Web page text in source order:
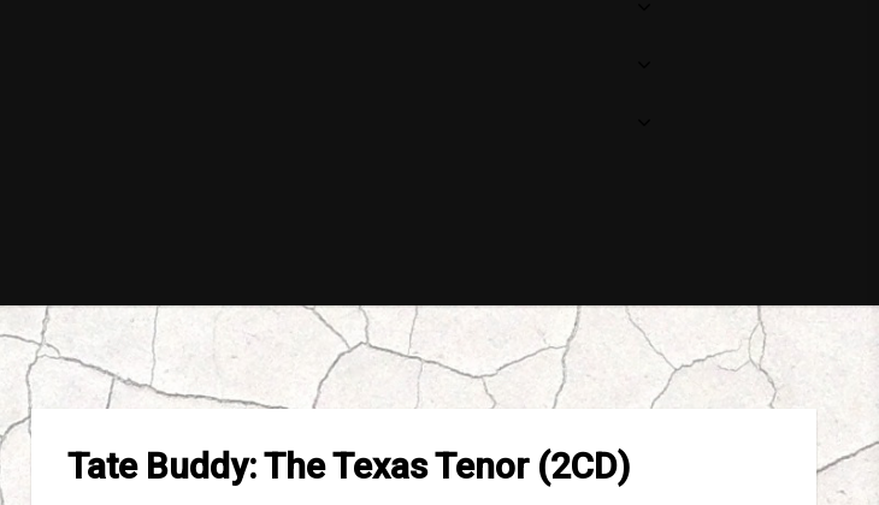
Tate Buddy: The Texas Tenor (2CD)